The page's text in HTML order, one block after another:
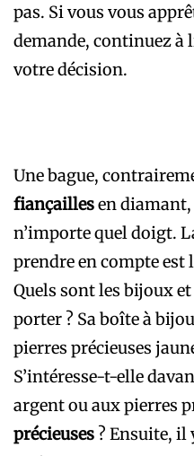
pas. Si vous vous
demande, continuez à
votre décision.
Une bague,
fiançaillesen diamant,
n’importe quel doigt.
prendre en compte est
Quels sont les bijoux et
porter ? Sa boîte à
pierres précieuses
S’intéresse-t-elle
argent ou aux pierres
précieuses ? Ensuite, il